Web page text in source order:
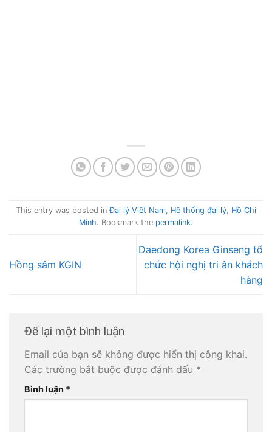
This entry was posted inĐại lý Việt Nam Hệ thống đại lý Hồ Chí
Minh. Bookmark the permalink.
Hồng sâm KGIN
Daedong Korea Ginseng tổ
chức hội nghị tri ân khách
hàng
Để lại một bình luận
Email của bạn sẽ không được hiển thị công khai.
Các trường bắt buộc được đánh dấu *
Bình luận *